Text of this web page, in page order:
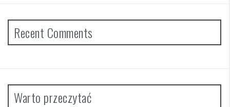
Recent Comments
Warto przeczytać